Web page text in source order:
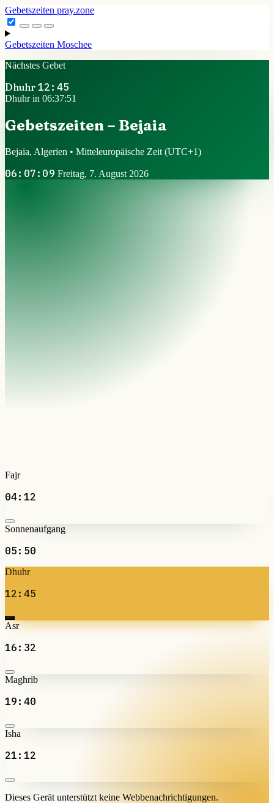
Gebetszeiten pray.zone
Gebetszeiten Moschee
Nächstes Gebet
Dhuhr 12:45
Dhuhr in 06:37:50
Gebetszeiten – Bejaia
Bejaia, Algerien • Mitteleuropäische Zeit (UTC+1)
06:07:10 Freitag, 7. August 2026
Fajr
04:12
Sonnenaufgang
05:50
Dhuhr
12:45
Asr
16:32
Maghrib
19:40
Isha
21:12
Dieses Gerät unterstützt keine Webbenachrichtigungen.